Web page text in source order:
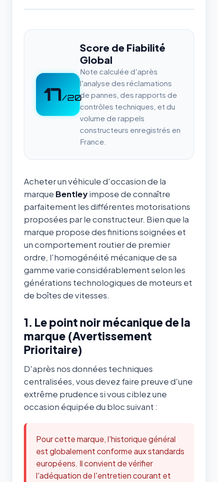
17/20
Score de Fiabilité
Global
Note calculée d'après
l'analyse des réclamations
de pannes, des rapports de
contrôles techniques, et du
volume de rappels
constructeurs enregistrés en
France.
Acheter un véhicule d'occasion de la
marque Bentleyimpose de connaître
parfaitement les différentes motorisations
proposées par le constructeur. Bien que la
marque propose des finitions soignées et
un comportement routier de premier
ordre, l'homogénéité mécanique de sa
gamme varie considérablement selon les
générations technologiques de moteurs et
de boîtes de vitesses.
1. Le point noir mécanique de la
marque (Avertissement
Prioritaire)
D'après nos données techniques
centralisées, vous devez faire preuve d'une
extrême prudence si vous ciblez une
occasion équipée du bloc suivant :
Pour cette marque, l'historique général
est globalement conforme aux standards
européens. Il convient de vérifier
l'adéquation de l'entretien courant et